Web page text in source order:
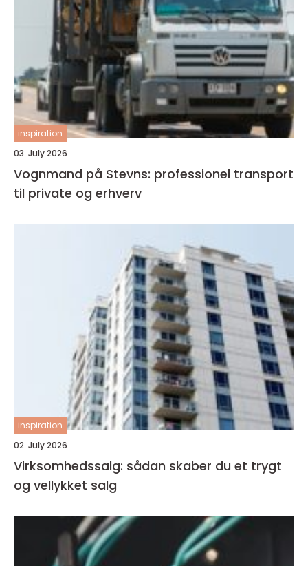
inspiration
03. July 2026
Vognmand på Stevns: professionel transport
til private og erhverv
inspiration
02. July 2026
Virksomhedssalg: sådan skaber du et trygt
og vellykket salg